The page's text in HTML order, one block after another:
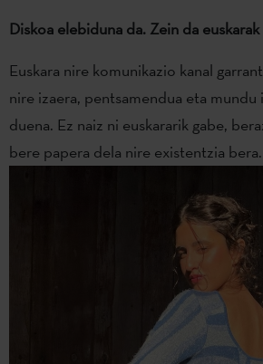
Diskoa elebiduna da. Zein da
Euskara nire komunikazio kanal
nire izaera, pentsamendua eta mundu
duena. Ez naiz ni euskararik gabe,
bere papera dela nire existentzia bera.